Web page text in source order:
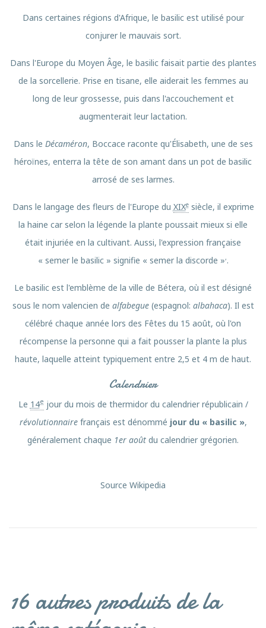
Dans certaines régions d'Afrique, le basilic est utilisé pour
conjurer le mauvais sort.
Dans l'Europe du Moyen Âge, le basilic faisait partie des plantes
de la sorcellerie. Prise en tisane, elle aiderait les femmes au
long de leur grossesse, puis dans l'accouchement et
augmenterait leur lactation.
Dans le Décaméron, Boccace raconte qu'Élisabeth, une de ses
héroïnes, enterra la tête de son amant dans un pot de basilic
arrosé de ses larmes.
Dans le langage des fleurs de l'Europe du XIXesiècle, il exprime
la haine car selon la légende la plante poussait mieux si elle
était injuriée en la cultivant. Aussi, l'expression française
« semer le basilic » signifie « semer la discorde »,.
Le basilic est l'emblème de la ville de Bétera, où il est désigné
sous le nom valencien de alfabegue(espagnol: albahaca). Il est
célébré chaque année lors des Fêtes du 15 août, où l'on
récompense la personne qui a fait pousser la plante la plus
haute, laquelle atteint typiquement entre 2,5 et 4 m de haut.
Calendrier
Le 14e jour du mois de thermidor du calendrier républicain /
révolutionnairefrançais est dénommé jour du « basilic »,
généralement chaque 1er août du calendrier grégorien.
Source Wikipedia
16 autres produits de la